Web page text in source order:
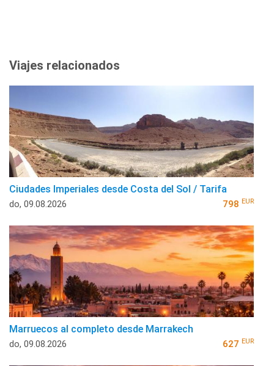
Viajes relacionados
Ciudades Imperiales desde Costa del Sol / Tarifa
do, 09.08.2026 798 EUR
Marruecos al completo desde Marrakech
do, 09.08.2026 627 EUR